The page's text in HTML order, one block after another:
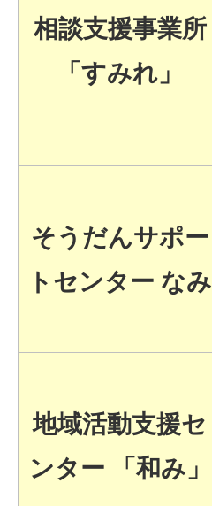
相談支援事業所
「すみれ」
そうだんサポー
トセンター なみ
地域活動支援セ
ンター 「和み」